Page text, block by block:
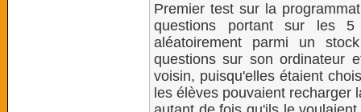
Premier test sur la
questions portant sur les 5
aléatoirement parmi un
questions sur son ordinateur
voisin, puisqu'elles étaient
les élèves pouvaient recharger